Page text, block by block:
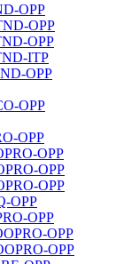
OPP
OPP
OPP
ITP
OPP
OPP
OPP
OPP
OPP
OPP
OPP
OPP
OPP
OPP